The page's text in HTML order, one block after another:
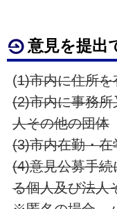
意見を提出
(1)市内に住所を
(2)市内に事務
人その他の団体
(3)市内在勤・在
(4)意見公募手
る個人及び法人